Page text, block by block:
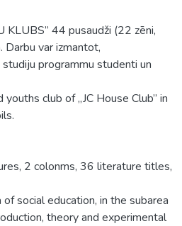
KLUBS” 44 pusaudži (22 zēni,
var izmantot,
programmu studenti un
club of „JC House Club” in
2 colonms, 36 literature titles,
social education, in the subarea
theory and experimental